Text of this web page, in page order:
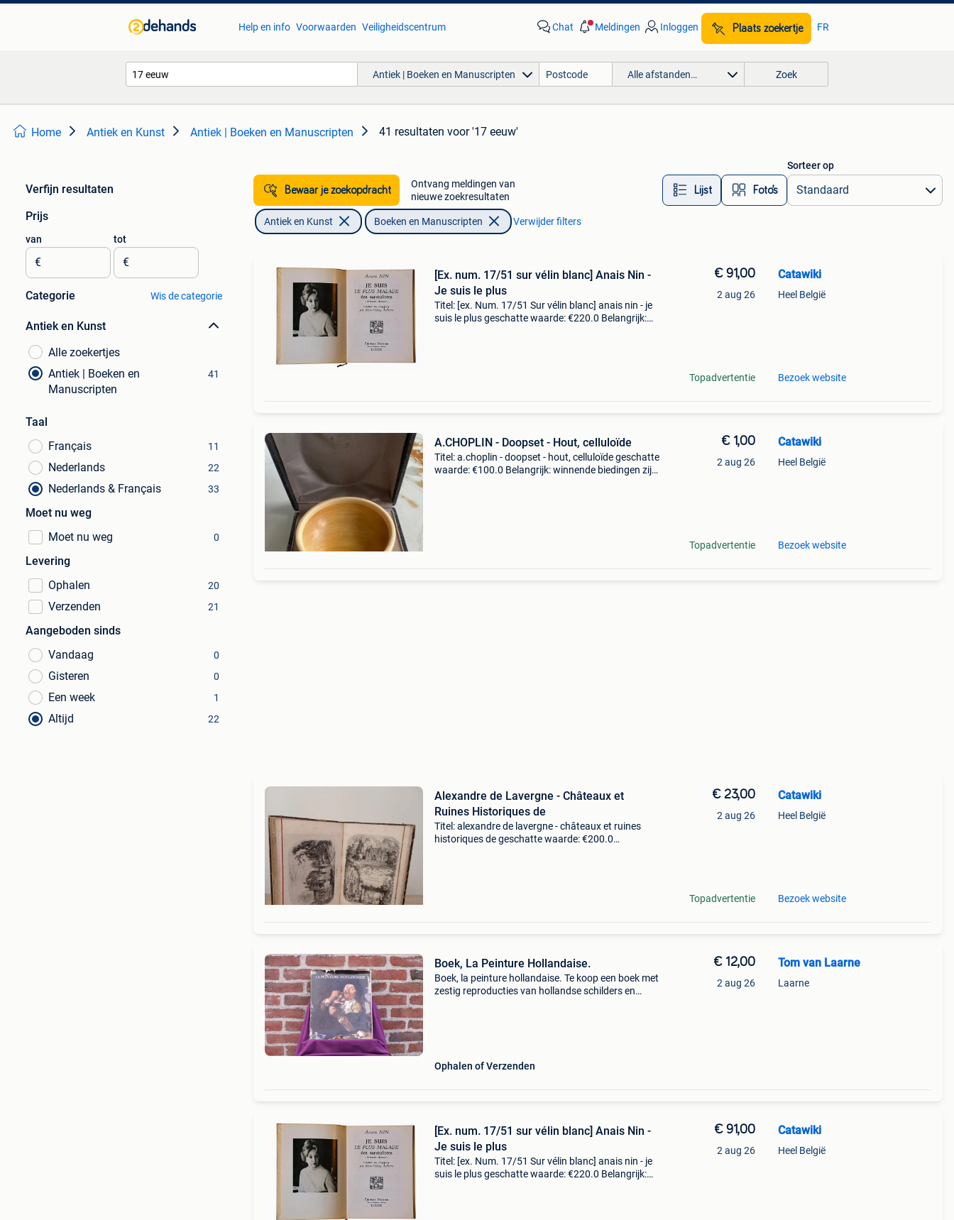
Help en info Voorwaarden Veiligheidscentrum Chat Meldingen Inloggen Plaats zoekertje FR
Antiek | Boeken en Manuscripten Alle afstanden… Zoek
Home Antiek en Kunst Antiek | Boeken en Manuscripten 41 resultaten voor '17 eeuw'
Verfijn resultaten
Prijs
van
€
tot
€
Categorie Wis de categorie
Antiek en Kunst
Alle zoekertjes
Antiek | Boeken en
Manuscripten
41
Taal
Français
11
Nederlands 22
Nederlands & Français 33
Moet nu weg
Moet nu weg
0
Levering
Ophalen
20
Verzenden 21
Aangeboden sinds
Vandaag
0
Gisteren 0
Een week 1
Altijd 22
Bewaar je zoekopdracht
Ontvang meldingen van
nieuwe zoekresultaten
Lijst Foto’s
Sorteer op
Antiek en Kunst Boeken en Manuscripten Verwijder filters
[Ex. num. 17/51 sur vélin blanc] Anais Nin -
Je suis le plus
Titel: [ex. Num. 17/51 Sur vélin blanc] anais nin - je
suis le plus geschatte waarde: €220.0 Belangrijk:
€ 91,00
2 aug 26
Topadvertentie
Catawiki
Heel België
Bezoek website
A.CHOPLIN - Doopset - Hout, celluloïde
Titel: a.choplin - doopset - hout, celluloïde geschatte
waarde: €100.0 Belangrijk: winnende biedingen zijn
€ 1,00
2 aug 26
Topadvertentie
Catawiki
Heel België
Bezoek website
Alexandre de Lavergne - Châteaux et
Ruines Historiques de
Titel: alexandre de lavergne - châteaux et ruines
historiques de geschatte waarde: €200.0
€ 23,00
2 aug 26
Topadvertentie
Catawiki
Heel België
Bezoek website
Boek, La Peinture Hollandaise.
Boek, la peinture hollandaise. Te koop een boek met
zestig reproducties van hollandse schilders en
Ophalen of Verzenden
€ 12,00
2 aug 26
Tom van Laarne
Laarne
[Ex. num. 17/51 sur vélin blanc] Anais Nin -
Je suis le plus
Titel: [ex. Num. 17/51 Sur vélin blanc] anais nin - je
suis le plus geschatte waarde: €220.0 Belangrijk:
€ 91,00
2 aug 26
Catawiki
Heel België